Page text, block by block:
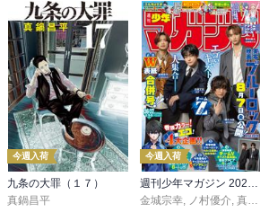
今週入荷
九条の大罪（１７）
真鍋昌平
今週入荷
週刊少年マガジン 2026年36・37号[2026年8月5日発売]
金城宗幸, ノ村優介, 真島ヒロ